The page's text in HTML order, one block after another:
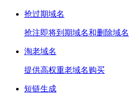
抢过期域名
抢注即将到期域名和删除域名
淘老域名
提供高权重老域名购买
短链生成